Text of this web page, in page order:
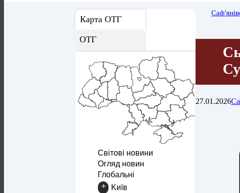
Карта ОТГ
ОТГ
Світові новини
Огляд новин
Глобальні
+
Kиїв
27.01.2026